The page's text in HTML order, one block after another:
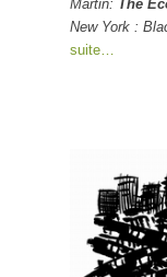
Martin: The
New York :
suite…